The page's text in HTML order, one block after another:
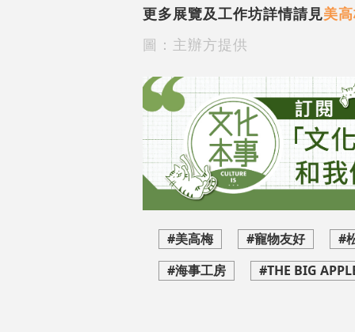
更多展覽及工作坊詳情請見美
圖：主辦方提供
#美高梅 #寵物友好
#
#海事工房
#THE BIG